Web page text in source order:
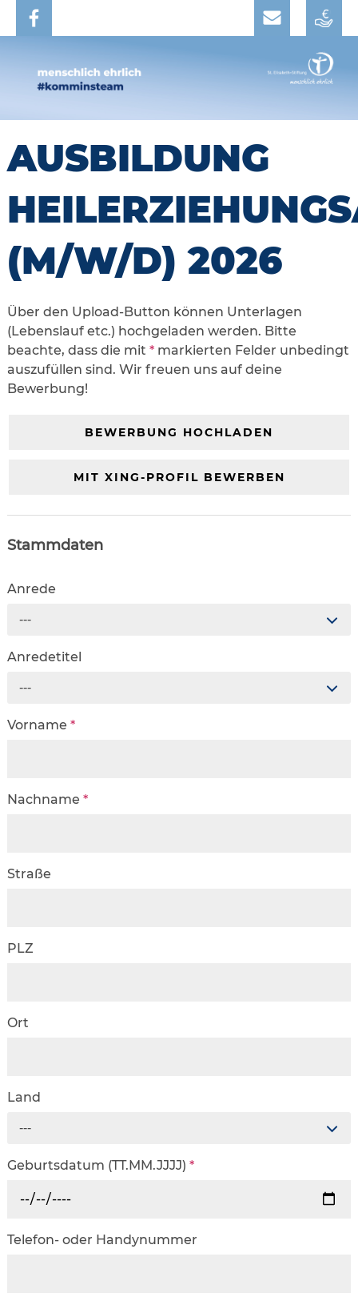
AUSBILDUNG
(M/W/D) 2026
Über den Upload-Button können Unterlagen
(Lebenslauf etc.) hochgeladen werden. Bitte
beachte, dass die mit *markierten Felder unbedingt
auszufüllen sind. Wir freuen uns auf deine
Bewerbung!
BEWERBUNG HOCHLADEN
MIT XING-PROFIL BEWERBEN
Stammdaten
Anrede
---
Anredetitel
---
Vorname *
Nachname *
Straße
PLZ
Ort
Land
---
Geburtsdatum (TT.MM.JJJJ) *
Telefon- oder Handynummer